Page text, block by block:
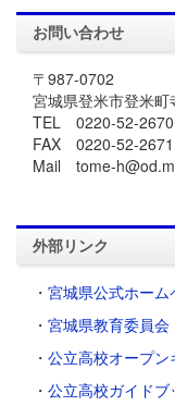
お問い合わせ
〒987-0702
宮城県登米市登米町
TEL 0220-52-2670
FAX 0220-52-2671
Mail tome-
外部リンク
・ 宮城県公式ホーム
・ 宮城県教育委員会
・ 公立高校オープン
・ 公立高校ガイドブ